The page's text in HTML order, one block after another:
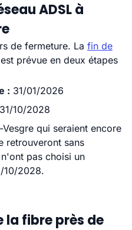
ADSL à
de fermeture. La fin de
prévue en deux étapes
: 31/01/2026
31/10/2028
qui seraient encore
retrouveront sans
pas choisi un
10/2028.
la fibre près de